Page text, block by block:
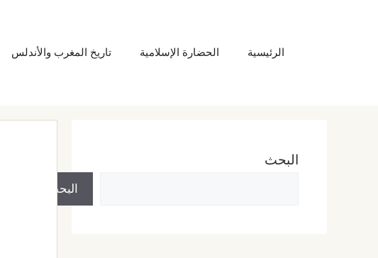
الرئيسية الحضارة الإسلامية تاريخ المغرب والأندلس
البحث
البحث